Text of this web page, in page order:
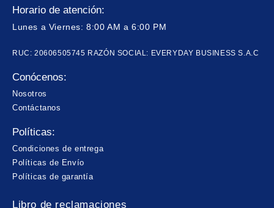
Horario de atención:
Lunes a Viernes: 8:00 AM a 6:00 PM
RUC: 20606505745 RAZÓN SOCIAL: EVERYDAY BUSINESS S.A.C
Conócenos:
Nosotros
Contáctanos
Políticas:
Condiciones de entrega
Políticas de Envío
Políticas de garantía
Libro de reclamaciones